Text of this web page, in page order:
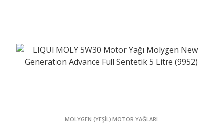
MOLYGEN (YEŞİL) MOTOR YAĞLARI